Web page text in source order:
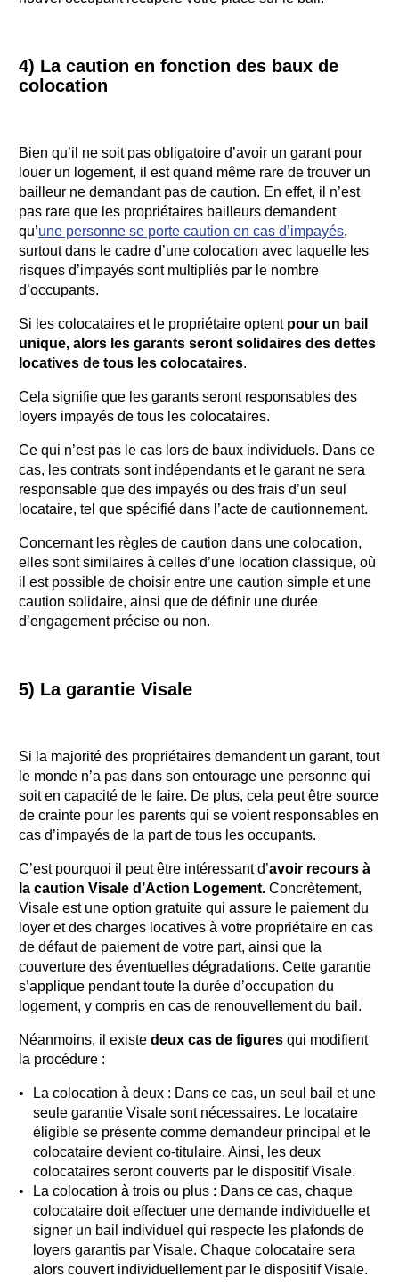
4) La caution en fonction des baux de
colocation
Bien qu’il ne soit pas obligatoire d’avoir un garant pour
louer un logement, il est quand même rare de trouver un
bailleur ne demandant pas de caution. En effet, il n’est
pas rare que les propriétaires bailleurs demandent
qu’une personne se porte caution en cas d’impayés,
surtout dans le cadre d’une colocation avec laquelle les
risques d’impayés sont multipliés par le nombre
d’occupants.
Si les colocataires et le propriétaire optent pour un bail
unique, alors les garants seront solidaires des dettes
locatives de tous les colocataires.
Cela signifie que les garants seront responsables des
loyers impayés de tous les colocataires.
Ce qui n’est pas le cas lors de baux individuels. Dans ce
cas, les contrats sont indépendants et le garant ne sera
responsable que des impayés ou des frais d’un seul
locataire, tel que spécifié dans l’acte de cautionnement.
Concernant les règles de caution dans une colocation,
elles sont similaires à celles d’une location classique, où
il est possible de choisir entre une caution simple et une
caution solidaire, ainsi que de définir une durée
d’engagement précise ou non.
5) La garantie Visale
Si la majorité des propriétaires demandent un garant, tout
le monde n’a pas dans son entourage une personne qui
soit en capacité de le faire. De plus, cela peut être source
de crainte pour les parents qui se voient responsables en
cas d’impayés de la part de tous les occupants.
C’est pourquoi il peut être intéressant d’avoir recours à
la caution Visale d’Action Logement. Concrètement,
Visale est une option gratuite qui assure le paiement du
loyer et des charges locatives à votre propriétaire en cas
de défaut de paiement de votre part, ainsi que la
couverture des éventuelles dégradations. Cette garantie
s’applique pendant toute la durée d’occupation du
logement, y compris en cas de renouvellement du bail.
Néanmoins, il existe deux cas de figures qui modifient
la procédure :
La colocation à deux : Dans ce cas, un seul bail et une
seule garantie Visale sont nécessaires. Le locataire
éligible se présente comme demandeur principal et le
colocataire devient co-titulaire. Ainsi, les deux
colocataires seront couverts par le dispositif Visale.
La colocation à trois ou plus : Dans ce cas, chaque
colocataire doit effectuer une demande individuelle et
signer un bail individuel qui respecte les plafonds de
loyers garantis par Visale. Chaque colocataire sera
alors couvert individuellement par le dispositif Visale.